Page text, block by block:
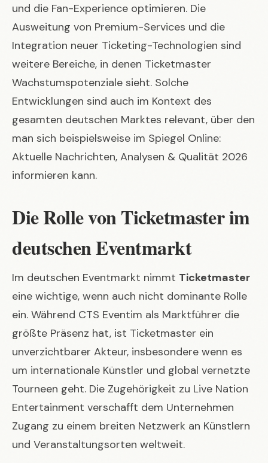
und die Fan-Experience optimieren. Die
Ausweitung von Premium-Services und die
Integration neuer Ticketing-Technologien sind
weitere Bereiche, in denen Ticketmaster
Wachstumspotenziale sieht. Solche
Entwicklungen sind auch im Kontext des
gesamten deutschen Marktes relevant, über den
man sich beispielsweise im Spiegel Online:
Aktuelle Nachrichten, Analysen & Qualität 2026
informieren kann.
Die Rolle von Ticketmaster im
deutschen Eventmarkt
Im deutschen Eventmarkt nimmt Ticketmaster
eine wichtige, wenn auch nicht dominante Rolle
ein. Während CTS Eventim als Marktführer die
größte Präsenz hat, ist Ticketmaster ein
unverzichtbarer Akteur, insbesondere wenn es
um internationale Künstler und global vernetzte
Tourneen geht. Die Zugehörigkeit zu Live Nation
Entertainment verschafft dem Unternehmen
Zugang zu einem breiten Netzwerk an Künstlern
und Veranstaltungsorten weltweit.